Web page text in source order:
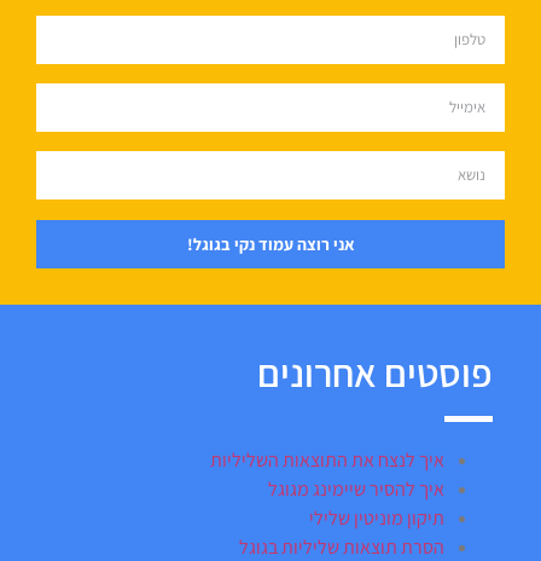
אני רוצה עמוד נקי בגוגל!
פוסטים אחרונים
איך לנצח את התוצאות השליליות
איך להסיר שיימינג מגוגל
תיקון מוניטין שלילי
הסרת תוצאות שליליות בגוגל